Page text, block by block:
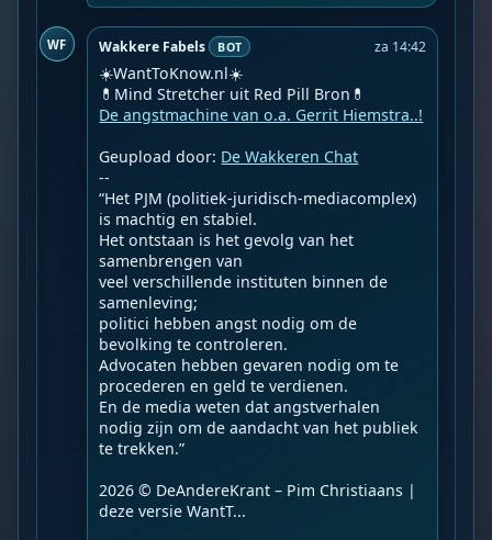
WF Wakkere Fabels BOT za 14:42
☀️WantToKnow.nl☀️
De angstmachine van o.a. Gerrit Hiemstra..!
Geupload door: De Wakkeren Chat
--
“Het PJM (politiek-juridisch-mediacomplex)
is machtig en stabiel.
Het ontstaan is het gevolg van het
samenbrengen van
veel verschillende instituten binnen de
samenleving;
politici hebben angst nodig om de
bevolking te controleren.
Advocaten hebben gevaren nodig om te
procederen en geld te verdienen.
En de media weten dat angstverhalen
nodig zijn om de aandacht van het publiek
te trekken.”
2026 © DeAndereKrant – Pim Christiaans |
deze versie WantT...